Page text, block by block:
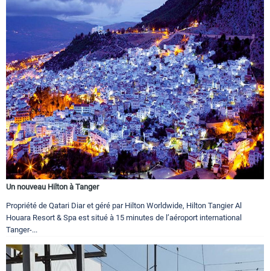
Un nouveau Hilton à Tanger
Propriété de Qatari Diar et géré par Hilton Worldwide, Hilton Tangier Al
Houara Resort & Spa est situé à 15 minutes de l’aéroport international
Tanger-...